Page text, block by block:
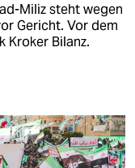
Miliz steht wegen
Gericht. Vor dem
Kroker Bilanz.